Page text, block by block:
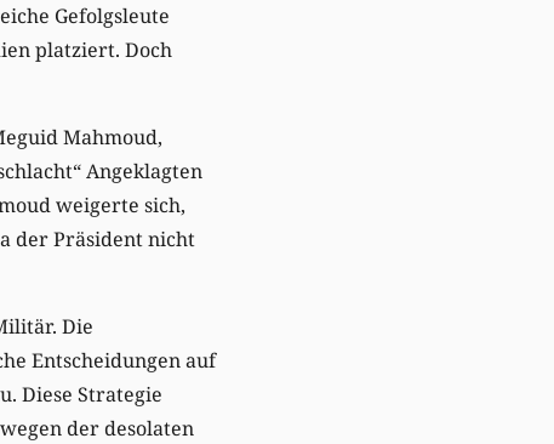
Gefolgsleute
platziert. Doch
Mahmoud,
Angeklagten
weigerte sich,
der Präsident nicht
Die
Entscheidungen auf
Diese Strategie
der desolaten